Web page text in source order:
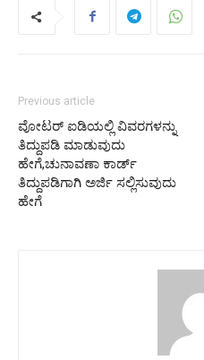
Previous article
ವೋಟರ್ ಐಡಿಯಲ್ಲಿ ವಿವರಗಳನ್ನು
ತಿದ್ದುಪಡಿ ಮಾಡುವುದು
ಹೇಗೆ,ಚುನಾವಣಾ ಕಾರ್ಡ್
ತಿದ್ದುಪಡಿಗಾಗಿ ಅರ್ಜಿ ಸಲ್ಲಿಸುವುದು
ಹೇಗೆ